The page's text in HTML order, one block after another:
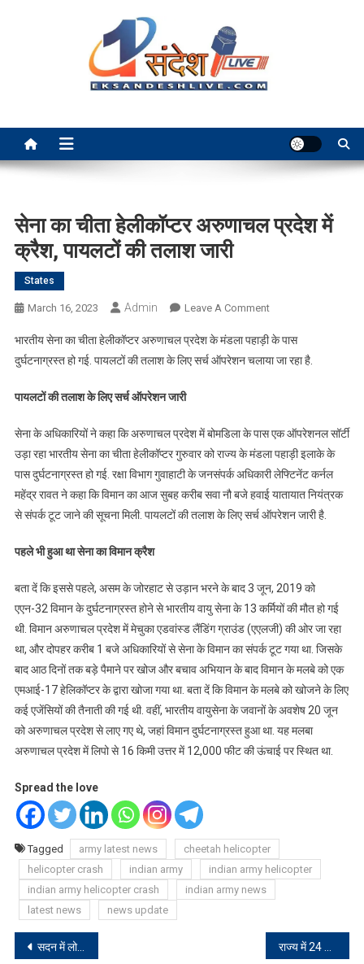
सेना का चीता हेलीकॉप्टर अरुणाचल प्रदेश में
क्रैश, पायलटों की तलाश जारी
States
March 16, 2023 Admin Leave A CommentOn
का
चीता
में
क्रैश,
पायलटों
की
तलाश
भारतीय सेना का चीता हेलीकॉप्टर अरुणाचल प्रदेश के मंडला पहाड़ी के पास
दुर्घटनाग्रस्त हो गई. पायलटों की तलाश के लिए सर्च ऑपरेशन चलाया जा रहा है.
पायलटों की तलाश के लिए सर्च ऑपरेशन जारी
सेना के अधिकारियों ने कहा कि अरुणाचल प्रदेश में बोमडिला के पास एक ऑपरेशनल सॉर्टी
उड़ा रहा भारतीय सेना का चीता हेलीकॉप्टर गुरुवार को राज्य के मंडला पहाड़ी इलाके के
पास दुर्घटनाग्रस्त हो गई. रक्षा विभाग गुवाहाटी के जनसंपर्क अधिकारी लेफ्टिनेंट कर्नल
महेंद्र रावत ने कहा कि विमान का आज सुबह करीब सवा नौ बजे हवाई यातायात नियंत्रक
से संपर्क टूट जाने की सूचना मिली. पायलटों की तलाश के लिए सर्च ऑपरेशन जारी है.
पहले भी हुआ था सेना का विमान क्रैश
बता दें कि इससे पहले, असम के जोरहाट से उड़ान भरने के बाद 3 जून, 2019 को
एएन-32 विमान के दुर्घटनाग्रस्त होने से भारतीय वायु सेना के 13 कर्मियों की मौत हो गई
थी. विमान अरुणाचल प्रदेश में मेचुका एडवांस्ड लैंडिंग ग्राउंड (एएलजी) की ओर जा रहा
था, और दोपहर करीब 1 बजे अधिकारियों से सेना के विमान का संपर्क टूट गया था. जिसके
बाद आठ दिनों तक बड़े पैमाने पर खोज और बचाव अभियान के बाद विमान के मलबे को एक
एमआई-17 हेलिकॉप्टर के द्वारा खोजा गया था. बता दें कि विमान के मलबे को खोजने के लिए
कई एजेंसियों की तैनाती की गई थी. वहीं, भारतीय वायुसेना के जवानों के अवशेष 20 जून
को अरुणाचल प्रदेश से लाए गए थे, जहां विमान दुर्घटनाग्रस्त हुआ था. यह मलबा
अरुणाचल प्रदेश में लिपो से 16 किमी उत्तर में 12,000 फीट की ऊंचाई पर स्थित था.
Spread the love
Tagged army latest news
cheetah helicopter
helicopter crash
indian army
indian army helicopter
indian army helicopter crash
indian army news
latest news
news update
Post
सदन में लोबिन हेंब्रम ने अपने ही सरकार को घेरा, कहा- मेरे साथ हो रहा अन्याय राज्य में 24 मार्च को मनाया जाएगा सरहुल पर्व, कार्मिक विभाग ने जारी किया आदेश